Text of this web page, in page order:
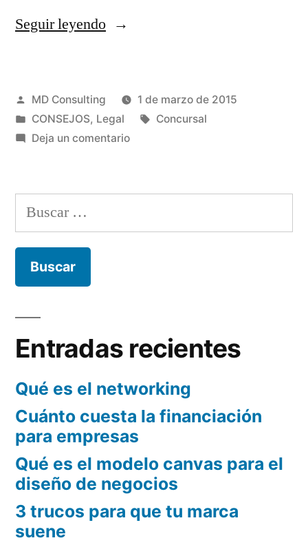
Seguir leyendo«La
el
1/2015»
Publicado
por
MD Consulting
1 de marzo de 2015
Publicado
en
CONSEJOS, Legal Etiquetas:
Concursal
Deja un comentarioen
oportunidad
el
Buscar:
Entradas recientes
Qué es el networking
Cuánto cuesta la financiación
para empresas
Qué es el modelo canvas para el
diseño de negocios
3 trucos para que tu marca
suene